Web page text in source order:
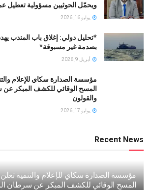
ويحمّل الحوثيين مسؤولية تعطيل
يوليو 16, 2026
*تحليل دولي: إغلاق باب المندب يهدد
بصدمة غير مسبوقة*
أبريل 9, 2026
مؤسسة الصدارة سكاي للإعلام
المسح الوقائي للكشف المبكر عن
والقولون
يوليو 17, 2026
Recent News
مؤسسة الصدارة سكاي للإعلام والتنمية
المسح الوقائي للكشف المبكر عن سرطان